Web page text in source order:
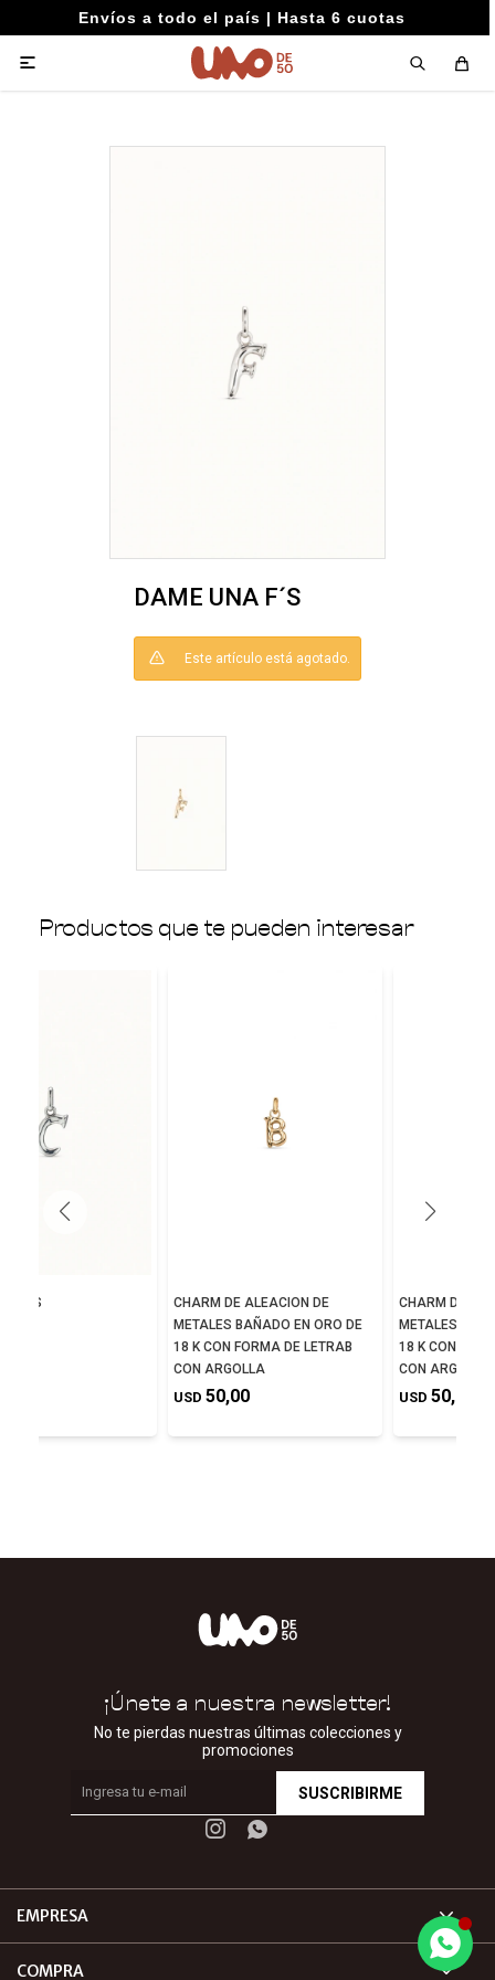
Envíos a todo el país | Hasta 6 cuotas

DAME UNA F´S
Este artículo está agotado.
Productos que te pueden interesar
C´S
CHARM DE ALEACION DE
METALES BAÑADO EN ORO DE
18 K CON FORMA DE LETRAB
CON ARGOLLA
USD 50,00
CHARM DE
METALES
18 K CON
CON ARGOLLA
USD 50,00
EMPRESA
COMPRA
¡Únete a nuestra newsletter!
No te pierdas nuestras últimas colecciones y
promociones
SUSCRIBIRME
 